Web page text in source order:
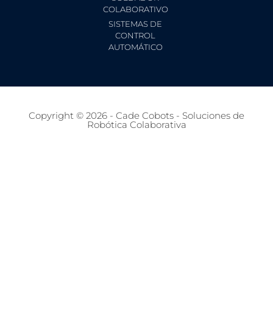
COLABORATIVO
SISTEMAS DE
CONTROL
AUTOMÁTICO
Copyright © 2026 - Cade Cobots - Soluciones de
Robótica Colaborativa